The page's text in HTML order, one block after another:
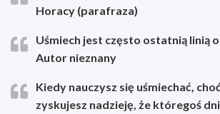
Horacy (parafraza)
Uśmiech jest często ostatnią linią
Autor nieznany
Kiedy nauczysz się uśmiechać,
zyskujesz nadzieję, że któregoś